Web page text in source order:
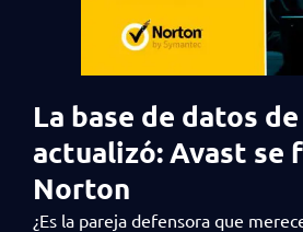
La base de datos
actualizó: Avast se
Norton
¿Es la pareja defensora que